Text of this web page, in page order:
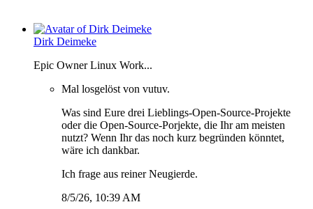
Dirk Deimeke
Epic Owner Linux Work...
Mal losgelöst von vutuv.
Was sind Eure drei Lieblings-Open-Source-Projekte
oder die Open-Source-Porjekte, die Ihr am meisten
nutzt? Wenn Ihr das noch kurz begründen könntet,
wäre ich dankbar.
Ich frage aus reiner Neugierde.
8/5/26, 10:39 AM